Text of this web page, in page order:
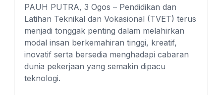
PAUH PUTRA, 3 Ogos – Pendidikan dan
Latihan Teknikal dan Vokasional (TVET) terus
menjadi tonggak penting dalam melahirkan
modal insan berkemahiran tinggi, kreatif,
inovatif serta bersedia menghadapi cabaran
dunia pekerjaan yang semakin dipacu
teknologi.